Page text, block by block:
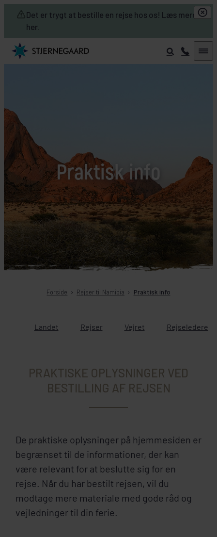
Det er trygt at bestille en rejse hos os! Læs mere
her.
Skip to main content
Praktisk info
Forside Rejser til Namibia Praktisk info
Landet Rejser Vejret Rejseledere
PRAKTISKE OPLYSNINGER VED
BESTILLING AF REJSEN
De praktiske oplysninger på hjemmesiden er
begrænset til de informationer, der kan
være relevant for at beslutte sig for en
rejse. Når du har bestilt rejsen, vil du
modtage mere materiale med gode råd og
vejledninger til din ferie.